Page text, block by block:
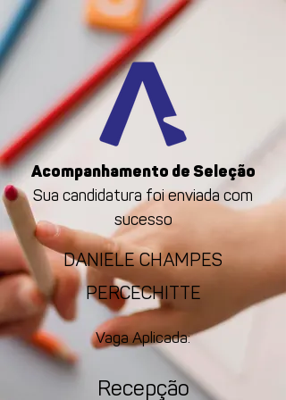
Acompanhamento de Seleção
Sua candidatura foi enviada com
sucesso
DANIELE CHAMPES
PERCECHITTE
Vaga Aplicada:
Recepção